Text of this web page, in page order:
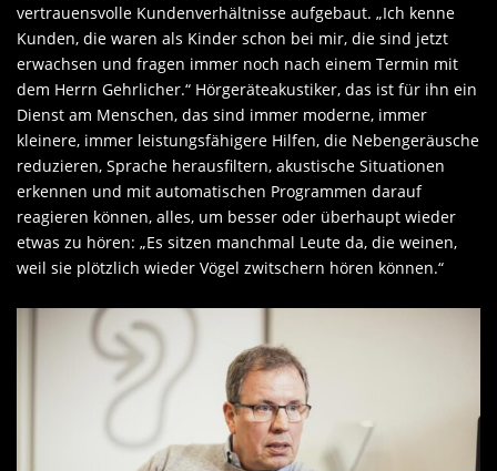
vertrauensvolle Kundenverhältnisse aufgebaut. „Ich kenne
Kunden, die waren als Kinder schon bei mir, die sind jetzt
erwachsen und fragen immer noch nach einem Termin mit
dem Herrn Gehrlicher.“ Hörgeräteakustiker, das ist für ihn ein
Dienst am Menschen, das sind immer moderne, immer
kleinere, immer leistungsfähigere Hilfen, die Nebengeräusche
reduzieren, Sprache herausfiltern, akustische Situationen
erkennen und mit automatischen Programmen darauf
reagieren können, alles, um besser oder überhaupt wieder
etwas zu hören: „Es sitzen manchmal Leute da, die weinen,
weil sie plötzlich wieder Vögel zwitschern hören können.“